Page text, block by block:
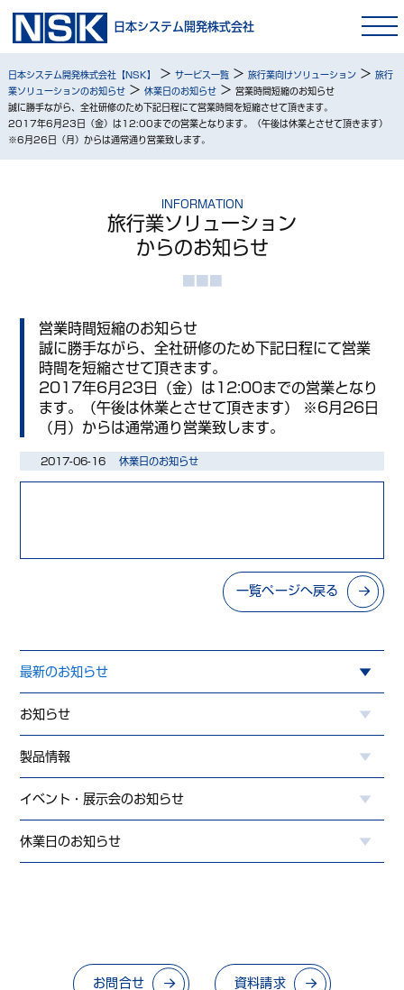
日本システム開発株式会社
日本システム開発株式会社【NSK】 > サービス一覧> 旅行業向けソリューション> 旅行
業ソリューションのお知らせ> 休業日のお知らせ> 営業時間短縮のお知らせ
誠に勝手ながら、全社研修のため下記日程にて営業時間を短縮させて頂きます。
2017年6月23日（金）は12:00までの営業となります。（午後は休業とさせて頂きます）
※6月26日（月）からは通常通り営業致します。
INFORMATION
旅行業ソリューション
からのお知らせ
最新のお知らせ
お知らせ
製品情報
イベント・展示会のお知らせ
休業日のお知らせ
営業時間短縮のお知らせ
誠に勝手ながら、全社研修のため下記日程にて営業
時間を短縮させて頂きます。
2017年6月23日（金）は12:00までの営業となり
ます。（午後は休業とさせて頂きます） ※6月26日
（月）からは通常通り営業致します。
2017-06-16 休業日のお知らせ
一覧ページへ戻る
お問合せ 資料請求